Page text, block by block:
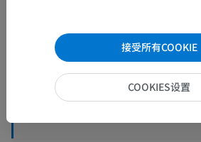
系统解剖学
心血管系统> 静脉>
> 脊柱静脉>
这个解剖部位没有子
接受所有COOKIE
COOKIES设置